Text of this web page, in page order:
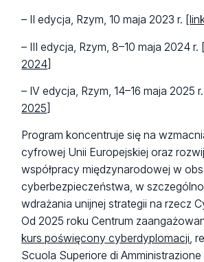
– II edycja, Rzym, 10 maja 2023 r. [
– III edycja, Rzym, 8–10 maja 2024 r.
2024]
– IV edycja, Rzym, 14–16 maja 2025
2025]
Program koncentruje się na
cyfrowej Unii Europejskiej oraz
współpracy międzynarodowej w
cyberbezpieczeństwa, w
wdrażania unijnej strategii na rzecz
Od 2025 roku Centrum
kurs poświęcony cyberdyplomacji,
Scuola Superiore di Amministrazione